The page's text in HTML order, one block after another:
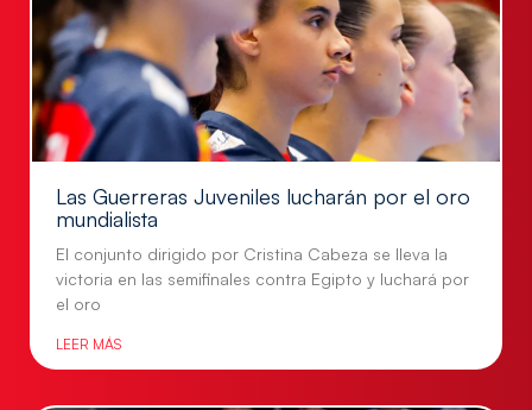
Las Guerreras Juveniles lucharán por el oro
mundialista
El conjunto dirigido por Cristina Cabeza se lleva la
victoria en las semifinales contra Egipto y luchará por
el oro
LEER MÁS